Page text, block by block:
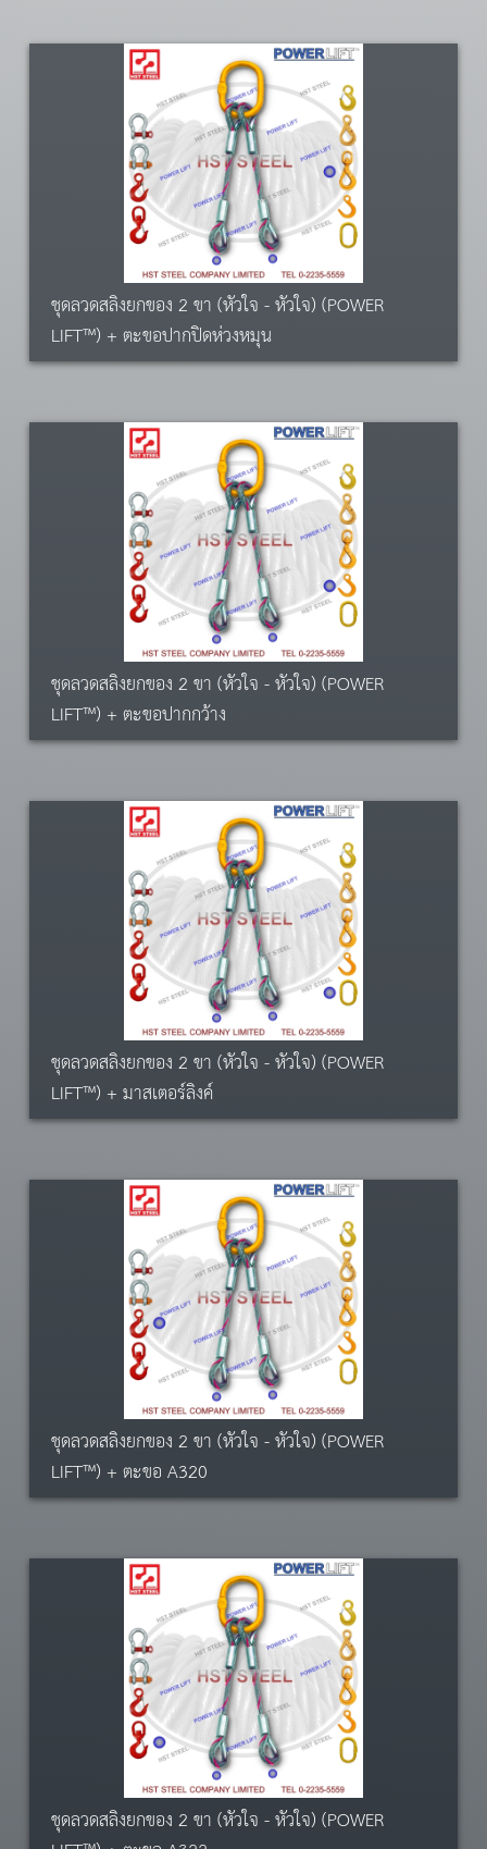
ชุดลวดสลิงยกของ 2 ขา (หัวใจ - หัวใจ) (POWER
LIFT™) + ตะขอปากปิดห่วงหมุน
ชุดลวดสลิงยกของ 2 ขา (หัวใจ - หัวใจ) (POWER
LIFT™) + ตะขอปากกว้าง
ชุดลวดสลิงยกของ 2 ขา (หัวใจ - หัวใจ) (POWER
LIFT™) + มาสเตอร์ลิงค์
ชุดลวดสลิงยกของ 2 ขา (หัวใจ - หัวใจ) (POWER
LIFT™) + ตะขอ A320
ชุดลวดสลิงยกของ 2 ขา (หัวใจ - หัวใจ) (POWER